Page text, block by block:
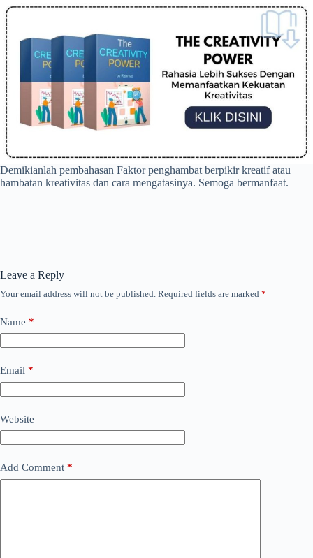
Demikianlah pembahasan Faktor penghambat berpikir kreatif atau
hambatan kreativitas dan cara mengatasinya. Semoga bermanfaat.
Leave a Reply
Your email address will not be published. Required fields are marked *
Name *
Email *
Website
Add Comment *